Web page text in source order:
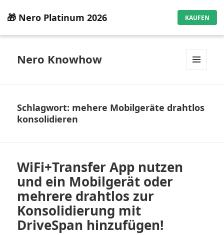
🎁 Nero Platinum 2026 KAUFEN
Nero Knowhow
Schlagwort: mehere Mobilgeräte drahtlos
konsolidieren
WiFi+Transfer App nutzen
und ein Mobilgerät oder
mehrere drahtlos zur
Konsolidierung mit
DriveSpan hinzufügen!